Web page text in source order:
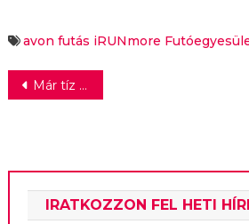
avon futás iRUNmore
Bejegyzés
Már tíz mozifilmre költöttek 1 milliárdnál többet a magyar nézők
IRATKOZZON FEL HETI